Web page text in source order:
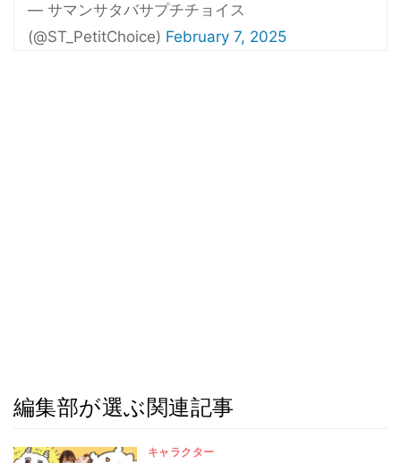
— サマンサタバサプチチョイス
(@ST_PetitChoice) February 7, 2025
編集部が選ぶ関連記事
キャラクター